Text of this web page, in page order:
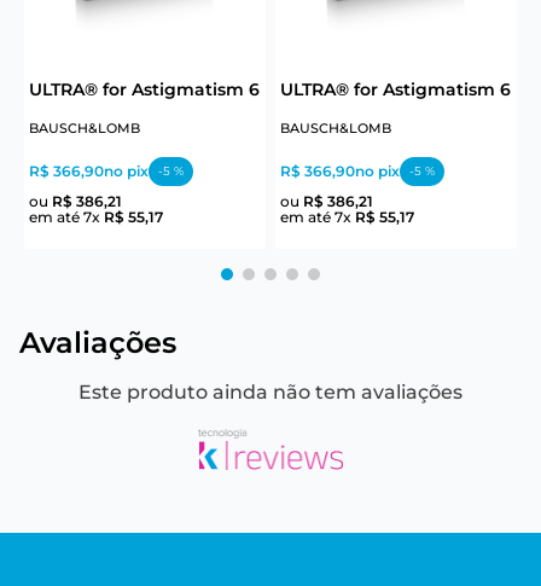
ULTRA® for Astigmatism 6
BAUSCH&LOMB
R$ 366,90no pix -5 %
ou R$ 386,21
em até 7x R$ 55,17
ULTRA® for Astigmatism 6
BAUSCH&LOMB
R$ 366,90no pix -5 %
ou R$ 386,21
em até 7x R$ 55,17
Avaliações
Este produto ainda não tem avaliações